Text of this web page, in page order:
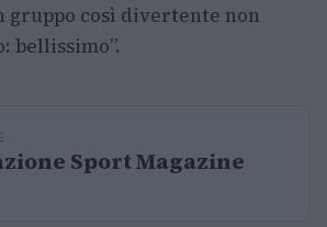
così divertente non
bellissimo”.
Sport Magazine